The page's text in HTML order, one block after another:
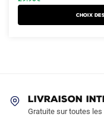
était :
est :
Choix
a
choisies
LIVRAISON
Gratuite sur toutes